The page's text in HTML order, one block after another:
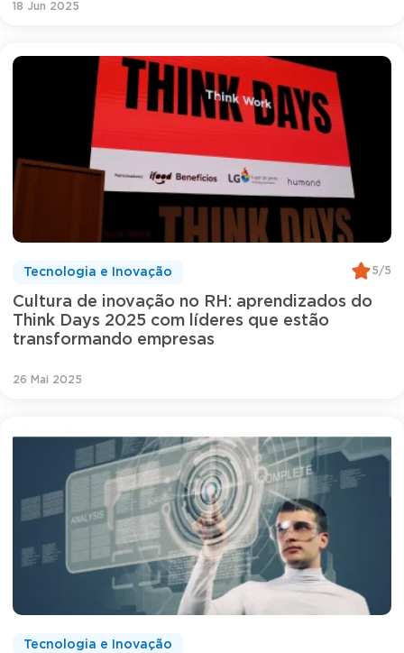
18 Jun 2025
Cultura de inovação no RH: aprendizados do
Think Days 2025 com líderes que estão
transformando empresas
Tecnologia e Inovação 5/5
26 Mai 2025
Tecnologia e Inovação